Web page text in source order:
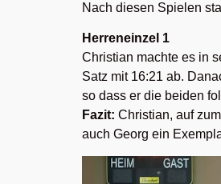
Nach diesen Spielen
Herreneinzel 1
Christian machte es in
Satz mit 16:21 ab.
so dass er die beiden
Fazit: Christian, auf
auch Georg ein